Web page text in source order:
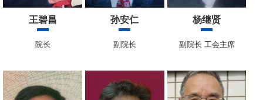
王碧昌
院长
孙安仁
副院长
杨继贤
副院长 工会主席